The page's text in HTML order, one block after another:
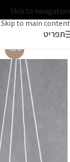
Skip to navigation
Skip to main content
תפריט
-22%